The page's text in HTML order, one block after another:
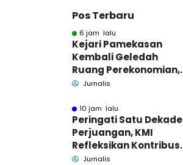
Pos Terbaru
6 jam lalu
Kejari Pamekasan
Kembali Geledah
Ruang Perekonomian,
Pidsus: Tunggu Saja!
Jurnalis
10 jam lalu
Peringati Satu Dekade
Perjuangan, KMI
Refleksikan Kontribusi
untuk Masyarakat
Jurnalis